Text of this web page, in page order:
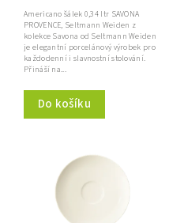
Do košíku
Americano šálek 0,34 ltr SAVONA
PROVENCE, Seltmann Weiden z
kolekce Savona od Seltmann Weiden
je elegantní porcelánový výrobek pro
každodenní i slavnostní stolování.
Přináší na...